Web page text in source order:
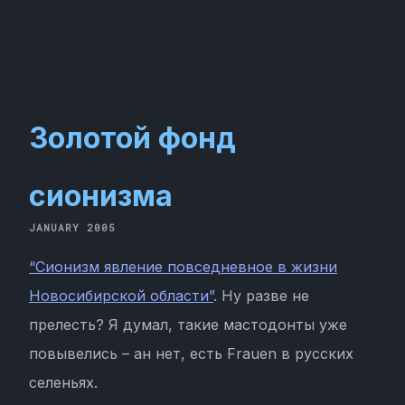
Золотой фонд
сионизма
JANUARY 2005
“Сионизм явление повседневное в жизни
Новосибирской области”. Ну разве не
прелесть? Я думал, такие мастодонты уже
повывелись – ан нет, есть Frauen в русских
селеньях.